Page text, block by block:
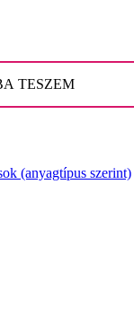
TESZEM
(anyagtípus szerint)